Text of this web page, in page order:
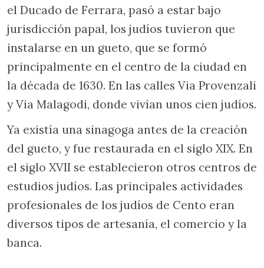
el Ducado de Ferrara, pasó a estar bajo
jurisdicción papal, los judíos tuvieron que
instalarse en un gueto, que se formó
principalmente en el centro de la ciudad en
la década de 1630. En las calles Via Provenzali
y Via Malagodi, donde vivían unos cien judíos.
Ya existía una sinagoga antes de la creación
del gueto, y fue restaurada en el siglo XIX. En
el siglo XVII se establecieron otros centros de
estudios judíos. Las principales actividades
profesionales de los judíos de Cento eran
diversos tipos de artesanía, el comercio y la
banca.